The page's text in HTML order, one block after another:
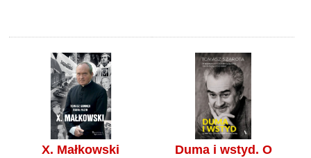
X. Małkowski
Duma i wstyd. O